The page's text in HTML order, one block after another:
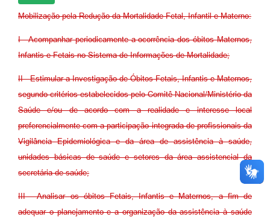
Mobilização pela Redução da Mortalidade Fetal, Infantil e Materno:
I - Acompanhar periodicamente a ocorrência dos óbitos Maternos,
Infantis e Fetais no Sistema de Informações de Mortalidade;
II - Estimular a Investigação de Óbitos Fetais, Infantis e Maternos,
segundo critérios estabelecidos pelo Comitê Nacional/Ministério da
Saúde e/ou de acordo com a realidade e interesse local
preferencialmente com a participação integrada de profissionais da
Vigilância Epidemiológica e da área de assistência à saúde,
unidades básicas de saúde e setores da área assistencial da
secretária de saúde;
III - Analisar os óbitos Fetais, Infantis e Maternos, a fim de
adequar o planejamento e a organização da assistência à saúde